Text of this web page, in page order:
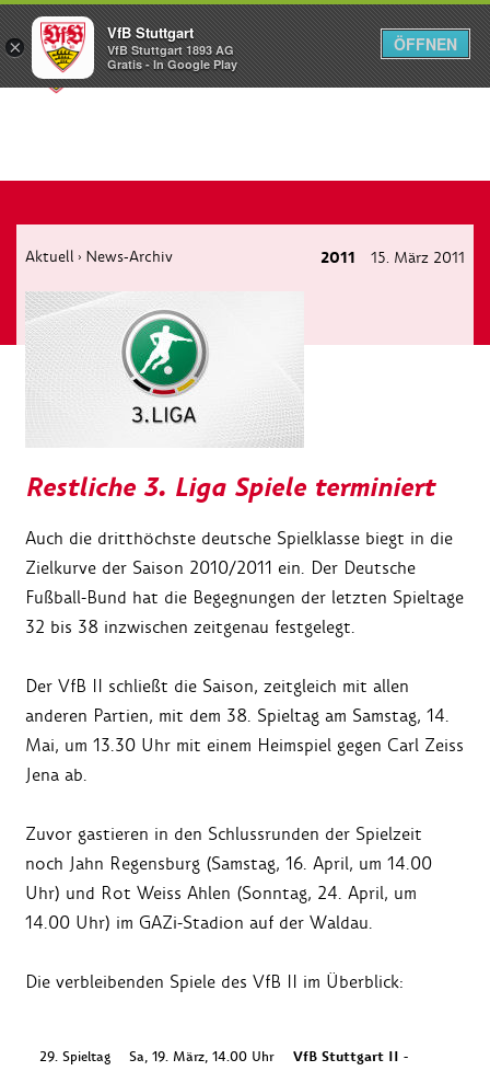
Menü
Aktuell › News-Archiv 2011 15. März 2011
Restliche 3. Liga Spiele terminiert
Auch die dritthöchste deutsche Spielklasse biegt in die
Zielkurve der Saison 2010/2011 ein. Der Deutsche
Fußball-Bund hat die Begegnungen der letzten Spieltage
32 bis 38 inzwischen zeitgenau festgelegt.
Der VfB II schließt die Saison, zeitgleich mit allen
anderen Partien, mit dem 38. Spieltag am Samstag, 14.
Mai, um 13.30 Uhr mit einem Heimspiel gegen Carl Zeiss
Jena ab.
Zuvor gastieren in den Schlussrunden der Spielzeit
noch Jahn Regensburg (Samstag, 16. April, um 14.00
Uhr) und Rot Weiss Ahlen (Sonntag, 24. April, um
14.00 Uhr) im GAZi-Stadion auf der Waldau.
Die verbleibenden Spiele des VfB II im Überblick:
29. Spieltag Sa, 19. März, 14.00 Uhr VfB Stuttgart II -
×
VfB Stuttgart
VfB Stuttgart 1893 AG
Gratis - In Google Play
ÖFFNEN